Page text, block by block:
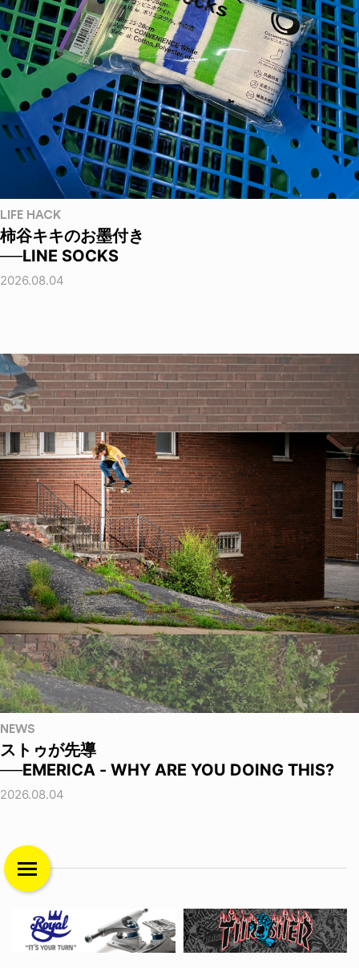
LIFE HACK
柿谷キキのお墨付き
──LINE SOCKS
2026.08.04
NEWS
ストゥが先導
──EMERICA - WHY ARE YOU DOING THIS?
2026.08.04